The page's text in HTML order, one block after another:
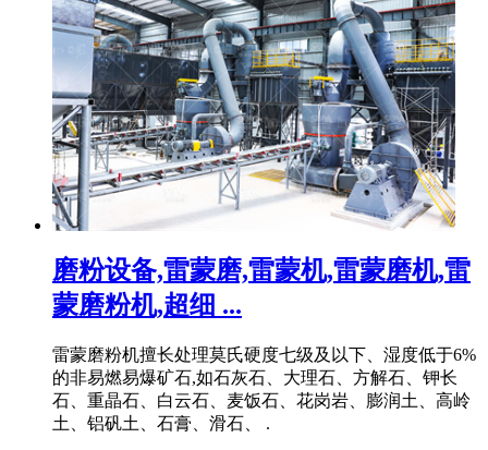
磨粉设备,雷蒙磨,雷蒙机,雷蒙磨机,雷
蒙磨粉机,超细 ...
雷蒙磨粉机擅长处理莫氏硬度七级及以下、湿度低于6%
的非易燃易爆矿石,如石灰石、大理石、方解石、钾长
石、重晶石、白云石、麦饭石、花岗岩、膨润土、高岭
土、铝矾土、石膏、滑石、 .